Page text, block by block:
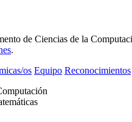
de Ciencias de la
.
os Equipo Reconocimientos